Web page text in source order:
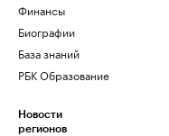
Финансы
Биографии
База знаний
РБК Образование
Новости
регионов